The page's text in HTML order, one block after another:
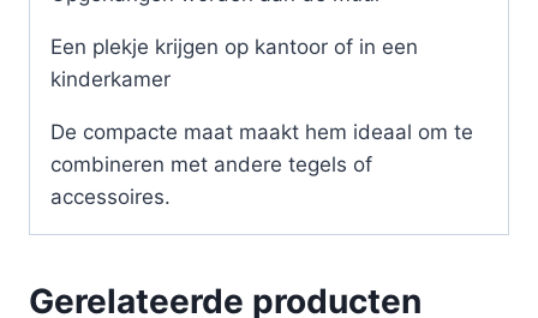
Een plekje krijgen op kantoor of in een
kinderkamer
De compacte maat maakt hem ideaal om te
combineren met andere tegels of
accessoires.
Gerelateerde producten